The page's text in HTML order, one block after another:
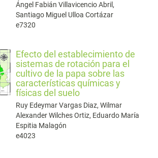
Ángel Fabián Villavicencio Abril,
Santiago Miguel Ulloa Cortázar
e7320
Efecto del establecimiento de
sistemas de rotación para el
cultivo de la papa sobre las
características químicas y
físicas del suelo
Ruy Edeymar Vargas Diaz, Wilmar
Alexander Wilches Ortiz, Eduardo María
Espitia Malagón
e4023